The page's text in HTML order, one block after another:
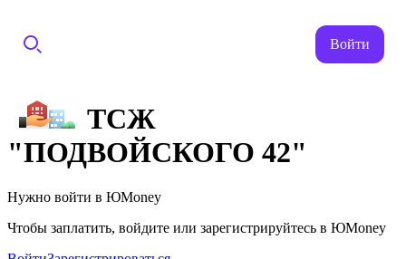
Войти
ТСЖ
"ПОДВОЙСКОГО 42"
Нужно войти в ЮMoney
Чтобы заплатить, войдите или зарегистрируйтесь в ЮMoney